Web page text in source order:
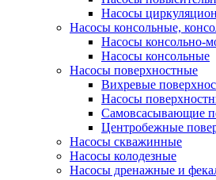
Насосы
Насосы консольные,
Насосы консольно-
Насосы консольные
Насосы поверхностные
Вихревые
Насосы
Самовсасывающие
Центробежные
Насосы скважинные
Насосы колодезные
Насосы дренажные и